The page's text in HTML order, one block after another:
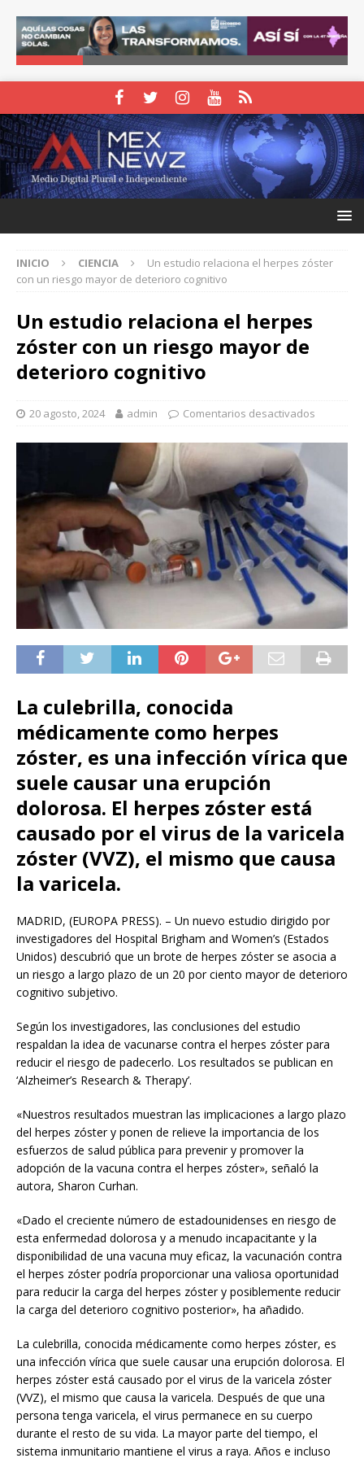
INICIO CIENCIA
Un estudio relaciona el herpes zóster
con un riesgo mayor de deterioro cognitivo
Un estudio relaciona el herpes
zóster con un riesgo mayor de
deterioro cognitivo
20 agosto, 2024 admin Comentarios desactivados
La culebrilla, conocida
médicamente como herpes
zóster, es una infección vírica que
suele causar una erupción
dolorosa. El herpes zóster está
causado por el virus de la varicela
zóster (VVZ), el mismo que causa
la varicela.
MADRID, (EUROPA PRESS). – Un nuevo estudio dirigido por
investigadores del Hospital Brigham and Women’s (Estados
Unidos) descubrió que un brote de herpes zóster se asocia a
un riesgo a largo plazo de un 20 por ciento mayor de deterioro
cognitivo subjetivo.
Según los investigadores, las conclusiones del estudio
respaldan la idea de vacunarse contra el herpes zóster para
reducir el riesgo de padecerlo. Los resultados se publican en
‘Alzheimer’s Research & Therapy’.
«Nuestros resultados muestran las implicaciones a largo plazo
del herpes zóster y ponen de relieve la importancia de los
esfuerzos de salud pública para prevenir y promover la
adopción de la vacuna contra el herpes zóster», señaló la
autora, Sharon Curhan.
«Dado el creciente número de estadounidenses en riesgo de
esta enfermedad dolorosa y a menudo incapacitante y la
disponibilidad de una vacuna muy eficaz, la vacunación contra
el herpes zóster podría proporcionar una valiosa oportunidad
para reducir la carga del herpes zóster y posiblemente reducir
la carga del deterioro cognitivo posterior», ha añadido.
La culebrilla, conocida médicamente como herpes zóster, es
una infección vírica que suele causar una erupción dolorosa. El
herpes zóster está causado por el virus de la varicela zóster
(VVZ), el mismo que causa la varicela. Después de que una
persona tenga varicela, el virus permanece en su cuerpo
durante el resto de su vida. La mayor parte del tiempo, el
sistema inmunitario mantiene el virus a raya. Años e incluso